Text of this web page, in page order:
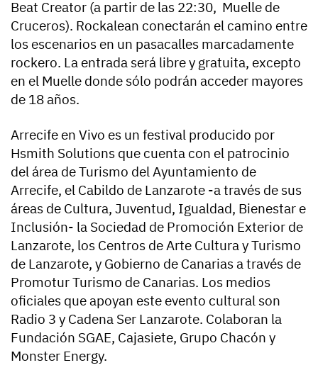
Beat Creator (a partir de las 22:30, Muelle de
Cruceros). Rockalean conectarán el camino entre
los escenarios en un pasacalles marcadamente
rockero. La entrada será libre y gratuita, excepto
en el Muelle donde sólo podrán acceder mayores
de 18 años.
Arrecife en Vivo es un festival producido por
Hsmith Solutions que cuenta con el patrocinio
del área de Turismo del Ayuntamiento de
Arrecife, el Cabildo de Lanzarote -a través de sus
áreas de Cultura, Juventud, Igualdad, Bienestar e
Inclusión- la Sociedad de Promoción Exterior de
Lanzarote, los Centros de Arte Cultura y Turismo
de Lanzarote, y Gobierno de Canarias a través de
Promotur Turismo de Canarias. Los medios
oficiales que apoyan este evento cultural son
Radio 3 y Cadena Ser Lanzarote. Colaboran la
Fundación SGAE, Cajasiete, Grupo Chacón y
Monster Energy.